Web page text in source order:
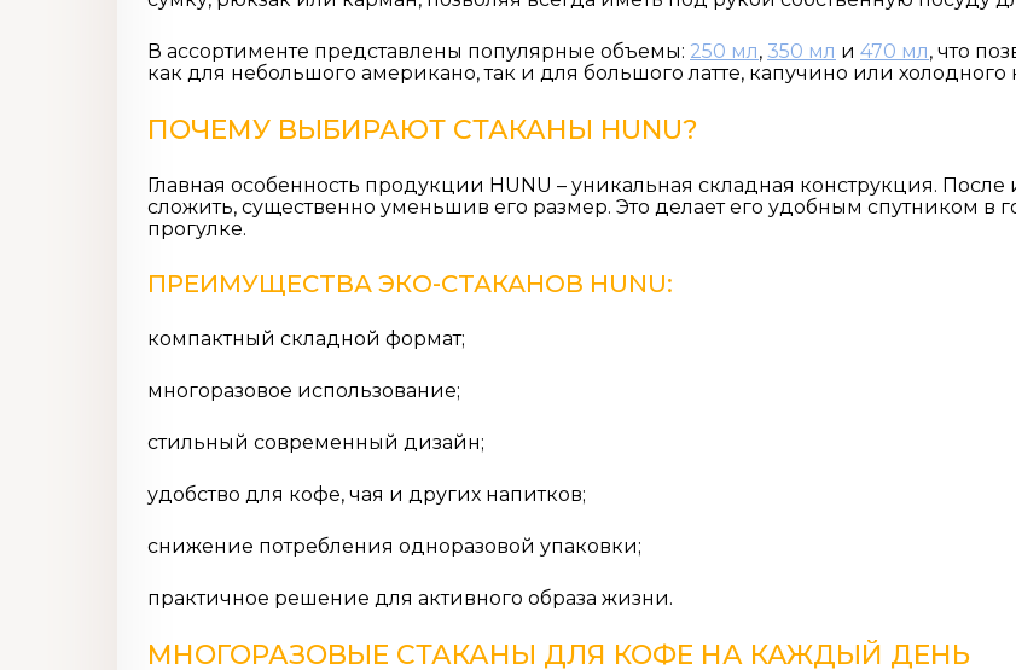
В ассортименте представлены популярные объемы: 250 мл, 350 мл и 470 мл, что
как для небольшого американо, так и для большого латте, капучино или холодного
ПОЧЕМУ ВЫБИРАЮТ СТАКАНЫ HUNU?
Главная особенность продукции HUNU – уникальная складная конструкция.
сложить, существенно уменьшив его размер. Это делает его удобным спутником в
прогулке.
ПРЕИМУЩЕСТВА ЭКО-СТАКАНОВ HUNU:
компактный складной формат;
многоразовое использование;
стильный современный дизайн;
удобство для кофе, чая и других напитков;
снижение потребления одноразовой упаковки;
практичное решение для активного образа жизни.
МНОГОРАЗОВЫЕ СТАКАНЫ ДЛЯ КОФЕ НА КАЖДЫЙ ДЕНЬ